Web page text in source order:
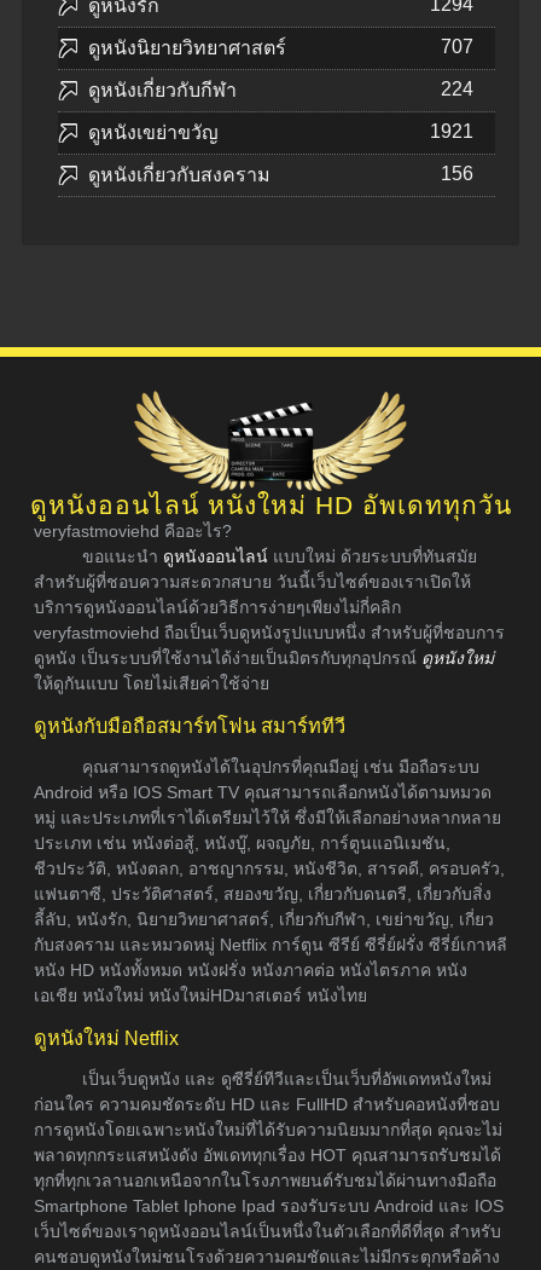
ดูหนังรัก
ดูหนังนิยายวิทยาศาสตร์ 707
ดูหนังเกี่ยวกับกีฬา 224
ดูหนังเขย่าขวัญ 1921
ดูหนังเกี่ยวกับสงคราม 156
ดูหนังออนไลน์ หนังใหม่ HD อัพเดททุกวัน
veryfastmoviehd คืออะไร?
ขอแนะนำ ดูหนังออนไลน์ แบบใหม่ ด้วยระบบที่ทันสมัย
สำหรับผู้ที่ชอบความสะดวกสบาย วันนี้เว็บไซต์ของเราเปิดให้
บริการดูหนังออนไลน์ด้วยวิธีการง่ายๆเพียงไม่กี่คลิก
veryfastmoviehd ถือเป็นเว็บดูหนังรูปแบบหนึ่ง สำหรับผู้ที่ชอบการ
ดูหนัง เป็นระบบที่ใช้งานได้ง่ายเป็นมิตรกับทุกอุปกรณ์ ดูหนังใหม่
ให้ดูกันแบบ โดยไม่เสียค่าใช้จ่าย
ดูหนังกับมือถือสมาร์ทโฟน สมาร์ททีวี
คุณสามารถดูหนังได้ในอุปกรที่คุณมีอยู่ เช่น มือถือระบบ
Android หรือ IOS Smart TV คุณสามารถเลือกหนังได้ตามหมวด
หมู่ และประเภทที่เราได้เตรียมไว้ให้ ซึ่งมีให้เลือกอย่างหลากหลาย
ประเภท เช่น หนังต่อสู้, หนังบู๊, ผจญภัย, การ์ตูนแอนิเมชัน,
ชีวประวัติ, หนังตลก, อาชญากรรม, หนังชีวิต, สารคดี, ครอบครัว,
แฟนตาซี, ประวัติศาสตร์, สยองขวัญ, เกี่ยวกับดนตรี, เกี่ยวกับสิ่ง
ลี้ลับ, หนังรัก, นิยายวิทยาศาสตร์, เกี่ยวกับกีฬา, เขย่าขวัญ, เกี่ยว
กับสงคราม และหมวดหมู่ Netflix การ์ตูน ซีรีย์ ซีรี่ย์ฝรั่ง ซีรี่ย์เกาหลี
หนัง HD หนังทั้งหมด หนังฝรั่ง หนังภาคต่อ หนังไตรภาค หนัง
เอเชีย หนังใหม่ หนังใหม่HDมาสเตอร์ หนังไทย
ดูหนังใหม่ Netflix
เป็นเว็บดูหนัง และ ดูซีรี่ย์ทีวีและเป็นเว็บที่อัพเดทหนังใหม่
ก่อนใคร ความคมชัดระดับ HD และ FullHD สำหรับคอหนังที่ชอบ
การดูหนังโดยเฉพาะหนังใหม่ที่ได้รับความนิยมมากที่สุด คุณจะไม่
พลาดทุกกระแสหนังดัง อัพเดททุกเรื่อง HOT คุณสามารถรับชมได้
ทุกที่ทุกเวลานอกเหนือจากในโรงภาพยนต์รับชมได้ผ่านทางมือถือ
Smartphone Tablet Iphone Ipad รองรับระบบ Android และ IOS
เว็บไซต์ของเราดูหนังออนไลน์เป็นหนึ่งในตัวเลือกที่ดีที่สุด สำหรับ
คนชอบดูหนังใหม่ชนโรงด้วยความคมชัดและไม่มีกระตุกหรือค้าง